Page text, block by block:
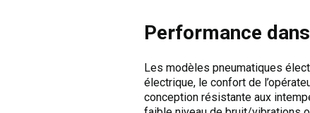
Performance
Les modèles pneumatiques
électrique, le confort de
conception résistante aux